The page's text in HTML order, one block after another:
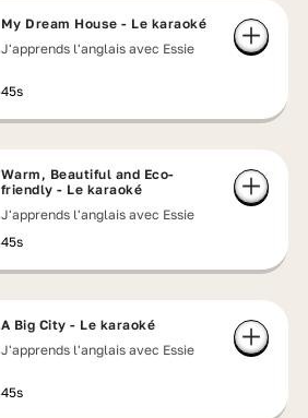
My Dream House - Le karaoké
J'apprends l'anglais avec Essie
45s
Warm, Beautiful and Eco-
friendly - Le karaoké
J'apprends l'anglais avec Essie
45s
A Big City - Le karaoké
J'apprends l'anglais avec Essie
45s